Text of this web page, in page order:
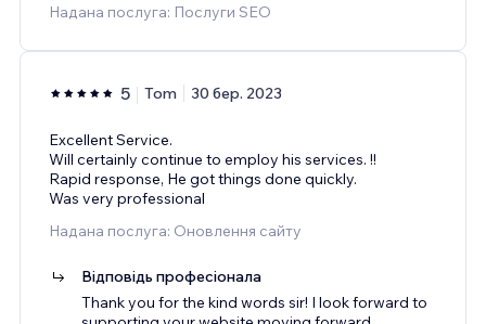
Надана послуга: Послуги SEO
5 Tom 30 бер. 2023
Excellent Service.
Will certainly continue to employ his services. !!
Rapid response, He got things done quickly.
Was very professional
Надана послуга: Оновлення сайту
Відповідь професіонала
Thank you for the kind words sir! I look forward to